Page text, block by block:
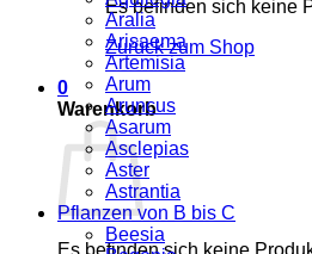
Es befinden sich keine
Zurück zum Shop
0
Warenkorb
Es befinden sich keine
Aralia
Arisaema
Artemisia
Arum
Aruncus
Asarum
Asclepias
Aster
Astrantia
Pflanzen von B bis C
Beesia